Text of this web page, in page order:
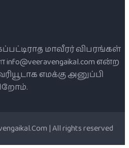
மாவீரர் விபரங்கள்
என்ற
எமக்கு அனுப்பி
| All rights reserved